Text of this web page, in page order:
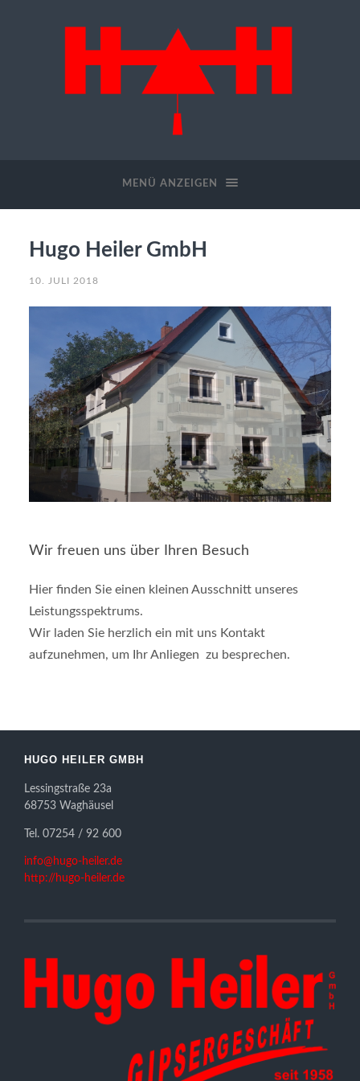
MENÜ ANZEIGEN
Hugo Heiler GmbH
10. JULI 2018
Wir freuen uns über Ihren Besuch
Hier finden Sie einen kleinen Ausschnitt unseres
Leistungsspektrums.
Wir laden Sie herzlich ein mit uns Kontakt
aufzunehmen, um Ihr Anliegen zu besprechen.
HUGO HEILER GMBH
Lessingstraße 23a
68753 Waghäusel
Tel. 07254 / 92 600
info@hugo-heiler.de
http://hugo-heiler.de